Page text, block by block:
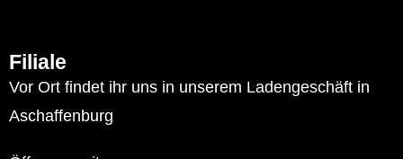
Filiale
Vor Ort findet ihr uns in unserem Ladengeschäft in
Aschaffenburg